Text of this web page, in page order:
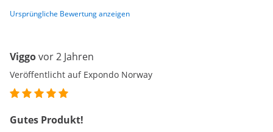
Ursprüngliche Bewertung anzeigen
Viggovor 2 Jahren
Veröffentlicht auf Expondo Norway
Gutes Produkt!